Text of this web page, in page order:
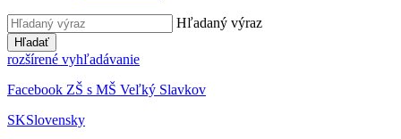
Hľadaný výraz
Hľadať
rozšírené vyhľadávanie
Facebook ZŠ s MŠ Veľký Slavkov
SKSlovensky